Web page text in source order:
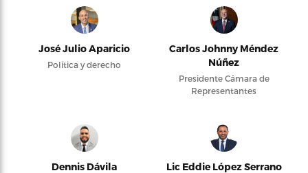
José Julio Aparicio
Política y derecho
Carlos Johnny Méndez
Núñez
Presidente Cámara de
Representantes
Dennis Dávila Lic Eddie López Serrano